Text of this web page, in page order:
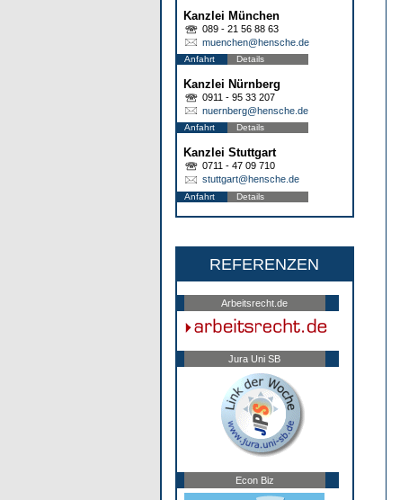
Kanzlei München
089 - 21 56 88 63
muenchen@hensche.de
Anfahrt Details
Kanzlei Nürnberg
0911 - 95 33 207
nuernberg@hensche.de
Anfahrt Details
Kanzlei Stuttgart
0711 - 47 09 710
stuttgart@hensche.de
Anfahrt Details
REFERENZEN
Arbeitsrecht.de
Jura Uni SB
Econ Biz